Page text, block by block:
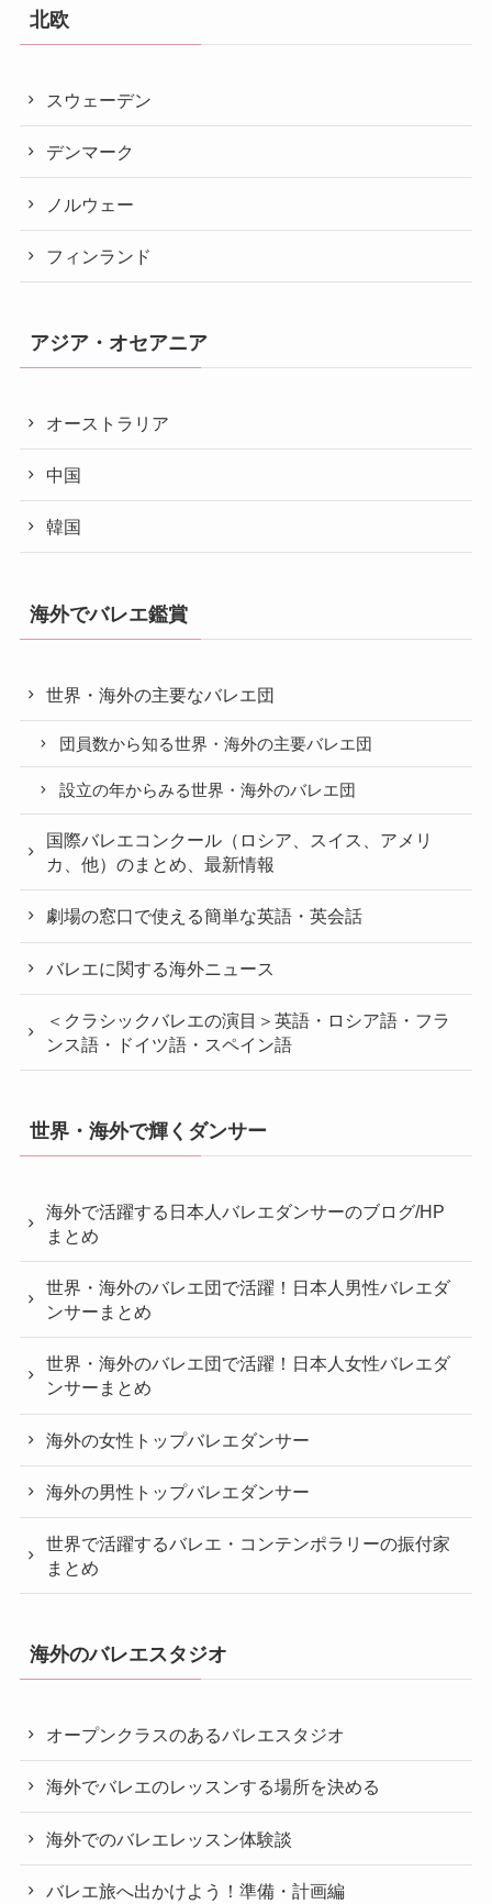
北欧
スウェーデン
デンマーク
ノルウェー
フィンランド
アジア・オセアニア
オーストラリア
中国
韓国
海外でバレエ鑑賞
世界・海外の主要なバレエ団
団員数から知る世界・海外の主要バレエ団
設立の年からみる世界・海外のバレエ団
国際バレエコンクール（ロシア、スイス、アメリ
カ、他）のまとめ、最新情報
劇場の窓口で使える簡単な英語・英会話
バレエに関する海外ニュース
＜クラシックバレエの演目＞英語・ロシア語・フラ
ンス語・ドイツ語・スペイン語
世界・海外で輝くダンサー
海外で活躍する日本人バレエダンサーのブログ/HP
まとめ
世界・海外のバレエ団で活躍！日本人男性バレエダ
ンサーまとめ
世界・海外のバレエ団で活躍！日本人女性バレエダ
ンサーまとめ
海外の女性トップバレエダンサー
海外の男性トップバレエダンサー
世界で活躍するバレエ・コンテンポラリーの振付家
まとめ
海外のバレエスタジオ
オープンクラスのあるバレエスタジオ
海外でバレエのレッスンする場所を決める
海外でのバレエレッスン体験談
バレエ旅へ出かけよう！準備・計画編